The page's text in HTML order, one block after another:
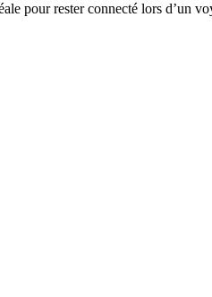
pour rester connecté lors d’un